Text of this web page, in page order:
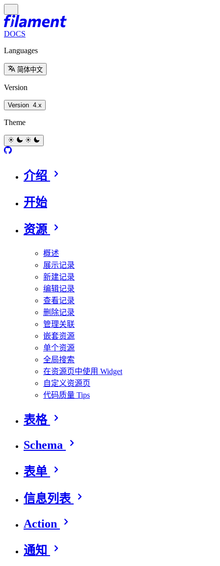
DOCS
Languages
简体中文
Version
Version 4.x
Theme
介绍
开始
资源
概述
展示记录
新建记录
编辑记录
查看记录
删除记录
管理关联
嵌套资源
单个资源
全局搜索
在资源页中使用 Widget
自定义资源页
代码质量 Tips
表格
Schema
表单
信息列表
Action
通知